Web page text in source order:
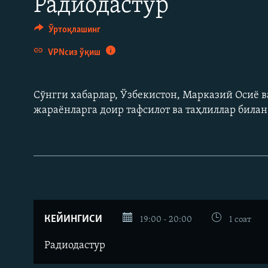
Радиодастур
Ўртоқлашинг
VPNсиз ўқиш
Сўнгги хабарлар, Ўзбекистон, Марказий Осиë
жараëнларга доир тафсилот ва таҳлиллар
КЕЙИНГИСИ 19:00 - 20:00 1 соат
Радиодастур